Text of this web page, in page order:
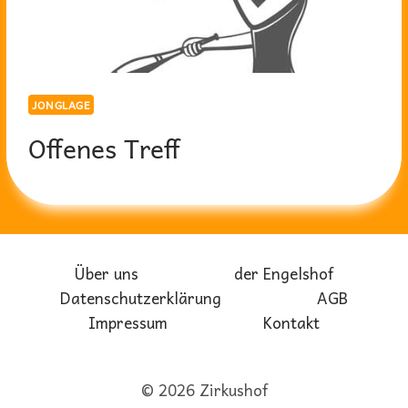
JONGLAGE
Offenes Treff
Über uns
der Engelshof
Datenschutzerklärung
AGB
Impressum
Kontakt
© 2026 Zirkushof